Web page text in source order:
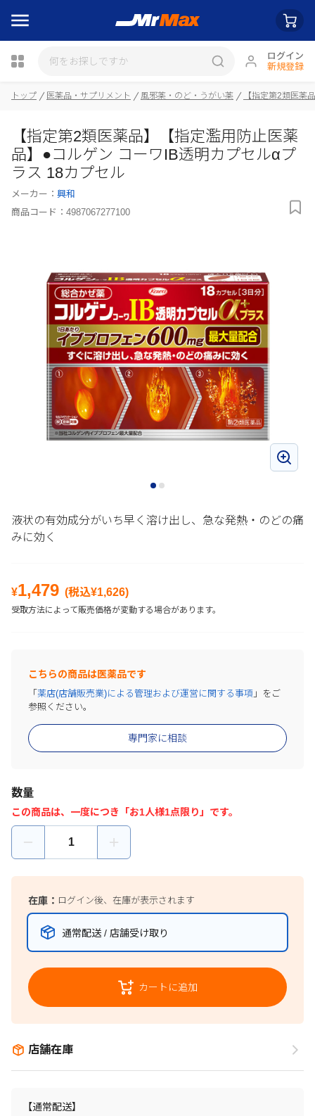
ログイン
新規登録
トップ 医薬品・サプリメント 風邪薬・のど・うがい薬 【指定第2類医薬
【指定第2類医薬品】【指定濫用防止医薬
品】●コルゲン コーワIB透明カプセルαプ
ラス 18カプセル
メーカー： 興和
商品コード： 4987067277100
液状の有効成分がいち早く溶け出し、急な発熱・のどの痛
みに効く
¥1,479 (税込¥1,626)
受取方法によって販売価格が変動する場合があります。
こちらの商品は医薬品です
専門家に相談
「 薬店(店舗販売業)による管理および運営に関する事項 」をご
参照ください。
数量
この商品は、一度につき「お1人様1点限り」です。
在庫： ログイン後、在庫が表示されます
通常配送 / 店舗受け取り
カートに追加
店舗在庫
【通常配送】